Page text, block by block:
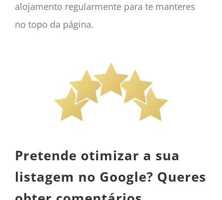
alojamento regularmente para te manteres
no topo da página.
Pretende otimizar a sua
listagem no Google? Queres